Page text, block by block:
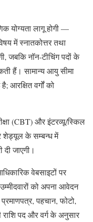
योग्यता लागू होगी —
में स्नातकोत्तर तथा
जबकि नॉन‑टीचिंग पदों के
हैं। सामान्य आयु सीमा
आरक्षित वर्गों को
(CBT) और इंटरव्यू/स्किल
शेड्यूल के सम्बन्ध में
जाएगी।
वेबसाइटों पर
को अपना आवेदन
पहचान, फोटो,
पद और वर्ग के अनुसार